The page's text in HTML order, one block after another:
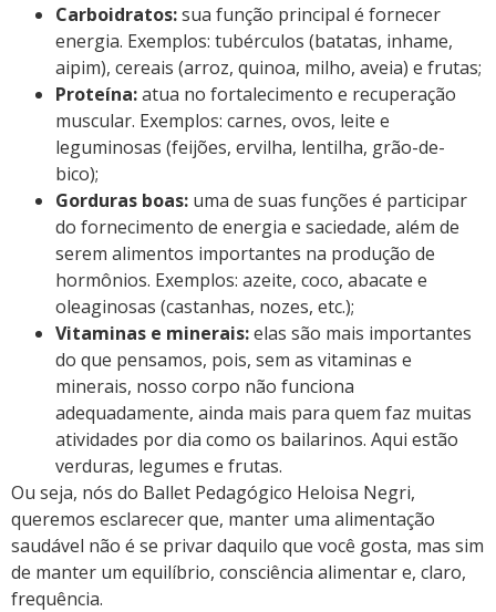
Carboidratos:sua função principal é fornecer
energia. Exemplos: tubérculos (batatas, inhame,
aipim), cereais (arroz, quinoa, milho, aveia) e frutas;
Proteína:atua no fortalecimento e recuperação
muscular. Exemplos: carnes, ovos, leite e
leguminosas (feijões, ervilha, lentilha, grão-de-
bico);
Gorduras boas: uma de suas funções é participar
do fornecimento de energia e saciedade, além de
serem alimentos importantes na produção de
hormônios. Exemplos: azeite, coco, abacate e
oleaginosas (castanhas, nozes, etc.);
Vitaminas e minerais:elas são mais importantes
do que pensamos, pois, sem as vitaminas e
minerais, nosso corpo não funciona
adequadamente, ainda mais para quem faz muitas
atividades por dia como os bailarinos. Aqui estão
verduras, legumes e frutas.
Ou seja, nós do Ballet Pedagógico Heloisa Negri,
queremos esclarecer que, manter uma alimentação
saudável não é se privar daquilo que você gosta, mas sim
de manter um equilíbrio, consciência alimentar e, claro,
frequência.